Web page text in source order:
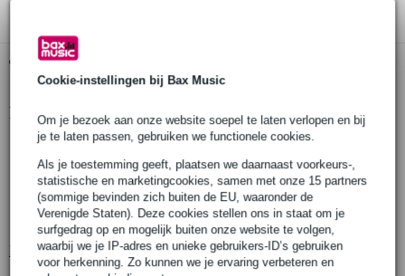
Cookie-instellingen bij Bax Music
Om je bezoek aan onze website soepel te laten verlopen en bij
je te laten passen, gebruiken we functionele cookies.
Als je toestemming geeft, plaatsen we daarnaast voorkeurs-,
statistische en marketingcookies, samen met onze 15 partners
(sommige bevinden zich buiten de EU, waaronder de
Verenigde Staten). Deze cookies stellen ons in staat om je
surfgedrag op en mogelijk buiten onze website te volgen,
waarbij we je IP-adres en unieke gebruikers-ID’s gebruiken
voor herkenning. Zo kunnen we je ervaring verbeteren en
Gratis ophalen in de winkel
Productinformatie
Truetone 1 SPOT mA Meter
eenvoudige manier om het stroomverbruik van effectpedalen op te
meten
input voltage range: 9-24VDC, dus werkt met vrijwel alle
effectpedalen
Bekijk alle productspecificaties